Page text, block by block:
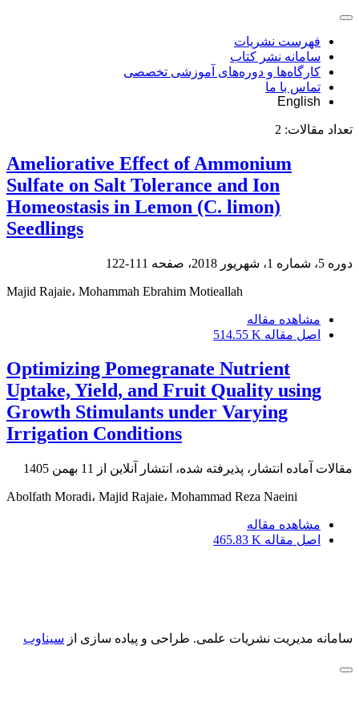
فهرست نشریات
سامانه نشر کتاب
کارگاه‌ها و دوره‌های آموزشی تخصصی
تماس با ما
English
تعداد مقالات: 2
Ameliorative Effect of Ammonium
Sulfate on Salt Tolerance and Ion
Homeostasis in Lemon (C. limon)
Seedlings
دوره 5، شماره 1، شهریور 2018، صفحه 111-122
Majid Rajaie، Mohammah Ebrahim Motieallah
مشاهده مقاله
اصل مقاله 514.55 K
Optimizing Pomegranate Nutrient
Uptake, Yield, and Fruit Quality using
Growth Stimulants under Varying
Irrigation Conditions
مقالات آماده انتشار، پذیرفته شده، انتشار آنلاین از 11 بهمن 1405
Abolfath Moradi، Majid Rajaie، Mohammad Reza Naeini
مشاهده مقاله
اصل مقاله 465.83 K
سامانه مدیریت نشریات علمی. طراحی و پیاده سازی از سیناوب